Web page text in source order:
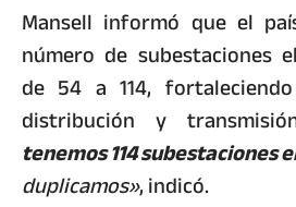
Mansell informó que el
número de subestaciones
de 54 a 114,
distribución y
tenemos 114 subestaciones
duplicamos», indicó.